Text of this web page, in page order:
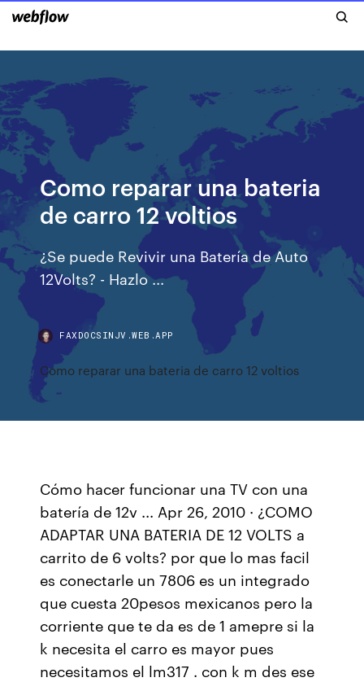
Como reparar una bateria
de carro 12 voltios
¿Se puede Revivir una Batería de Auto
12Volts? - Hazlo ...
FAXDOCSINJV.WEB.APP
Como reparar una bateria de carro 12 voltios
Cómo hacer funcionar una TV con una
batería de 12v ... Apr 26, 2010 · ¿COMO
ADAPTAR UNA BATERIA DE 12 VOLTS a
carrito de 6 volts? por que lo mas facil
es conectarle un 7806 es un integrado
que cuesta 20pesos mexicanos pero la
corriente que te da es de 1 amepre si la
k necesita el carro es mayor pues
necesitamos el lm317 . con k m des ese